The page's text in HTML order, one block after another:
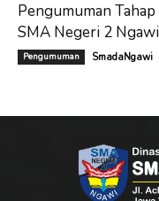
Pengumuman
SMA Negeri 2
Pengumuman SmadaNgawi -